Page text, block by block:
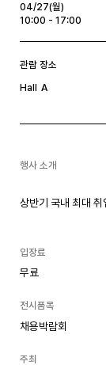
04/27(월)
10:00 - 17:00
관람 장소
Hall A
행사 소개
상반기 국내 최대
입장료
무료
전시품목
채용박람회
주최